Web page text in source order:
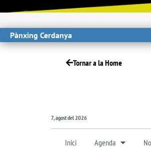
Pànxing Cerdanya
Tornar a la Home
7, agost del 2026
Inici Agenda